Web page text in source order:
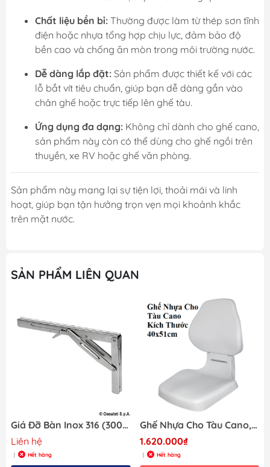
Chất liệu bền bỉ: Thường được làm từ thép sơn tĩnh
điện hoặc nhựa tổng hợp chịu lực, đảm bảo độ
bền cao và chống ăn mòn trong môi trường nước.
Dễ dàng lắp đặt: Sản phẩm được thiết kế với các
lỗ bắt vít tiêu chuẩn, giúp bạn dễ dàng gắn vào
chân ghế hoặc trực tiếp lên ghế tàu.
Ứng dụng đa dạng: Không chỉ dành cho ghế cano,
sản phẩm này còn có thể dùng cho ghế ngồi trên
thuyền, xe RV hoặc ghế văn phòng.
Sản phẩm này mang lại sự tiện lợi, thoải mái và linh
hoạt, giúp bạn tận hưởng trọn vẹn mọi khoảnh khắc
trên mặt nước.
SẢN PHẨM LIÊN QUAN
Giá Đỡ Bàn Inox 316 (300x165mm) Gập Lại Được Cho Tàu Cano, Mã SF21067-2
Liên hệ
Hết hàng
Ghế Nhựa Cho Tàu Cano, Gập Được, Màu Trắng, Chất Liệu Nhựa PP Siêu Bền Bỉ, Kích Thước 40x51cm
1.620.000₫
Hết hàng